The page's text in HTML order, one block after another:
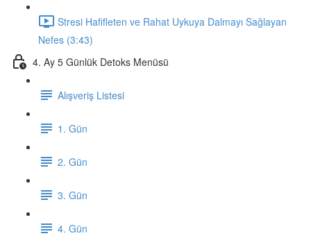
Stresi Hafifleten ve Rahat Uykuya Dalmayı Sağlayan
Nefes (3:43)
4. Ay 5 Günlük Detoks Menüsü
Alışveriş Listesi
1. Gün
2. Gün
3. Gün
4. Gün